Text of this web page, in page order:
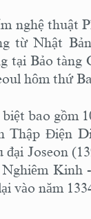
nghệ thuật
từ Nhật
tại Bảo tàng
hôm thứ
biệt bao gồm
Thập Điện
Joseon
Kinh
vào năm